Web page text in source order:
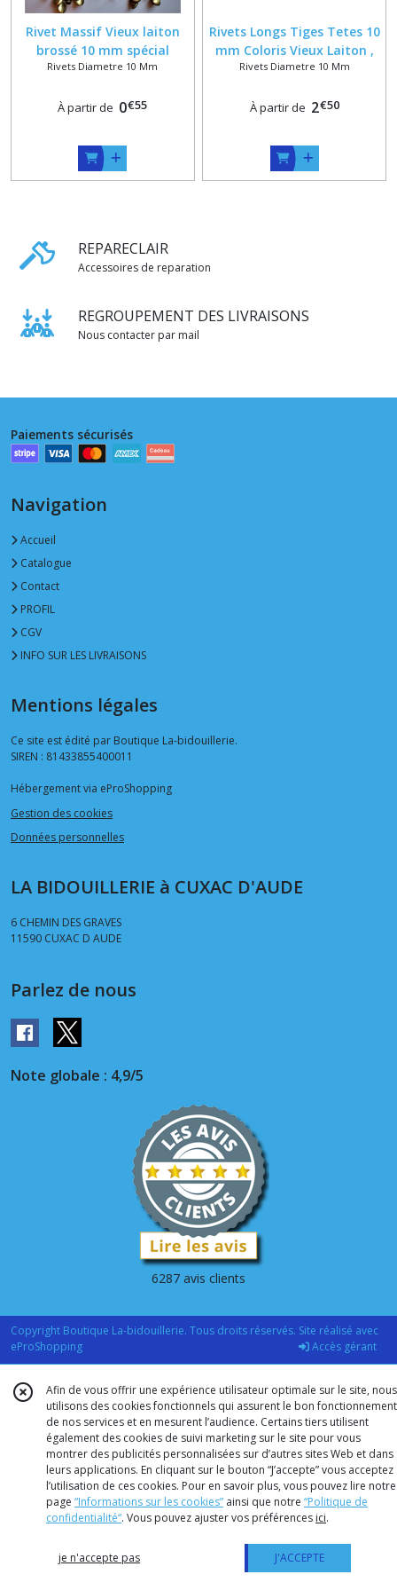
Rivet Massif Vieux laiton
brossé 10 mm spécial
Maroquinerie Haut de
Rivets Diametre 10 Mm
À partir de 0€55
Rivets Longs Tiges Tetes 10
mm Coloris Vieux Laiton ,
Epaisseur maxi 11 mm
Rivets Diametre 10 Mm
À partir de 2€50
REPARECLAIR
Accessoires de reparation
REGROUPEMENT DES LIVRAISONS
Nous contacter par mail
Paiements sécurisés
Navigation
Accueil
Catalogue
Contact
PROFIL
CGV
INFO SUR LES LIVRAISONS
Mentions légales
Ce site est édité par Boutique La-bidouillerie.
SIREN : 81433855400011
Hébergement via eProShopping
Gestion des cookies
Données personnelles
LA BIDOUILLERIE à CUXAC D'AUDE
6 CHEMIN DES GRAVES
11590 CUXAC D AUDE
Parlez de nous
Note globale : 4,9/5
6287 avis clients
Copyright Boutique La-bidouillerie. Tous droits réservés. Site réalisé avec
eProShopping
Accès gérant
Afin de vous offrir une expérience utilisateur optimale sur le site, nous
utilisons des cookies fonctionnels qui assurent le bon fonctionnement
de nos services et en mesurent l’audience. Certains tiers utilisent
également des cookies de suivi marketing sur le site pour vous
montrer des publicités personnalisées sur d’autres sites Web et dans
leurs applications. En cliquant sur le bouton “J’accepte” vous acceptez
l’utilisation de ces cookies. Pour en savoir plus, vous pouvez lire notre
page “Informations sur les cookies” ainsi que notre “Politique de
confidentialité“. Vous pouvez ajuster vos préférences ici.
je n'accepte pas J'ACCEPTE